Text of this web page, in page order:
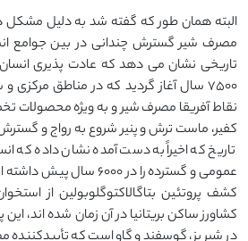
البته همان طور که گفته شد به دلیل مشکل
مصرف شیر گسترش چندانی در بین جوامع
۷۵۰۰ سال آغاز گردید که در مناطق مرکزی
نقاط آفریقا مصرف شیر و به ویژه محصولات
کفیر، ماست ترش و پنیر شروع به رواج و
تاریخ که اخیراً به دست آمده نشان داده که
عمومی و گسترده را در
کشف پروتئین بتاگالاکتوگلوبولین از
کشاورز ساکن بریتانیا در آن زمان شده اند،